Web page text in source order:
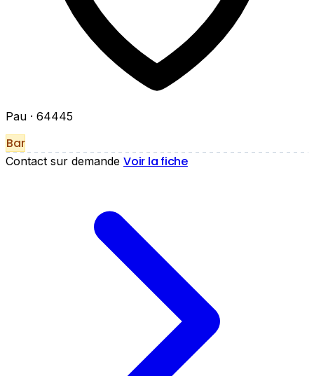
Pau · 64445
Bar
Contact sur demande Voir la fiche